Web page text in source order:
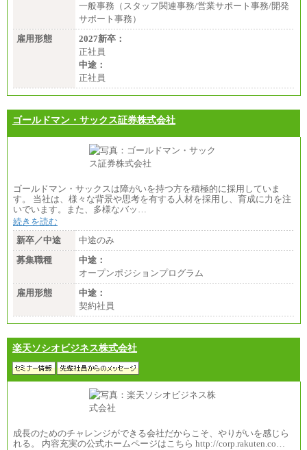
一般事務（スタッフ関連事務/営業サポート事務/開発
サポート事務）
雇用形態
2027新卒：
正社員
中途：
正社員
ゴールドマン・サックス証券株式会社
ゴールドマン・サックスは障がいを持つ方を積極的に採用していま
す。 当社は、様々な背景や思考を有する人材を採用し、育成に力を注
いでいます。また、多様なバッ…
続きを読む
新卒／中途
中途のみ
募集職種
中途：
オープンポジションプログラム
雇用形態
中途：
契約社員
楽天ソシオビジネス株式会社
成長のためのチャレンジができる会社だからこそ、やりがいを感じら
れる。 内容充実の公式ホームページはこちら http://corp.rakuten.co…